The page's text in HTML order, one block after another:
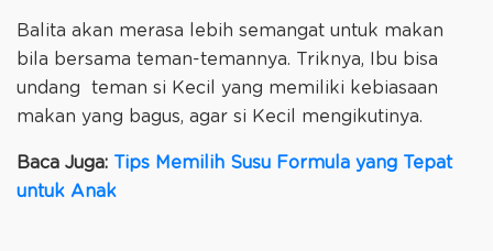
Balita akan merasa lebih semangat untuk makan
bila bersama teman-temannya. Triknya, Ibu bisa
undang teman si Kecil yang memiliki kebiasaan
makan yang bagus, agar si Kecil mengikutinya.
Baca Juga: Tips Memilih Susu Formula yang Tepat
untuk Anak